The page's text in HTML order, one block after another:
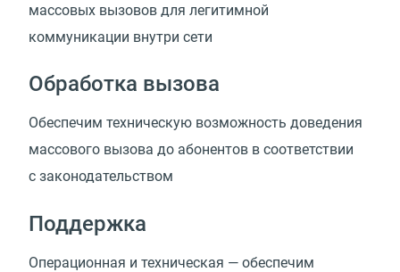
массовых вызовов для легитимной
коммуникации внутри сети
Обработка вызова
Обеспечим техническую возможность доведения
массового вызова до абонентов в соответствии
с законодательством
Поддержка
Операционная и техническая — обеспечим